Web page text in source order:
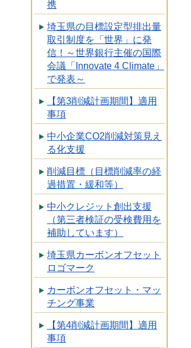
携
埼玉県の目標設定型排出量
取引制度を「世界」に発
信！～世界銀行主催の国際
会議「Innovate 4 Climate」
で発表～
【第3削減計画期間】適用
事項
中小企業CO2削減対策見え
る化支援
削減目標（目標削減率の経
過措置・緩和等）
中小クレジット創出支援
（第三者検証の受検費用を
補助しています）
埼玉県カーボンオフセット
ロゴマーク
カーボンオフセット・マッ
チング事業
【第4削減計画期間】適用
事項